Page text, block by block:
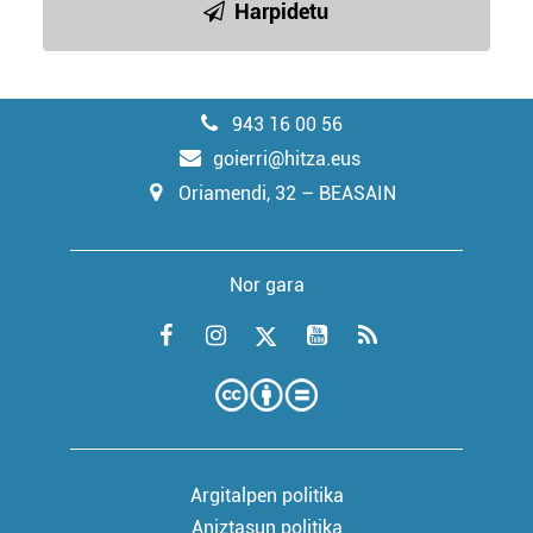
Harpidetu
943 16 00 56
goierri@hitza.eus
Oriamendi, 32 – BEASAIN
Nor gara
Argitalpen politika
Aniztasun politika